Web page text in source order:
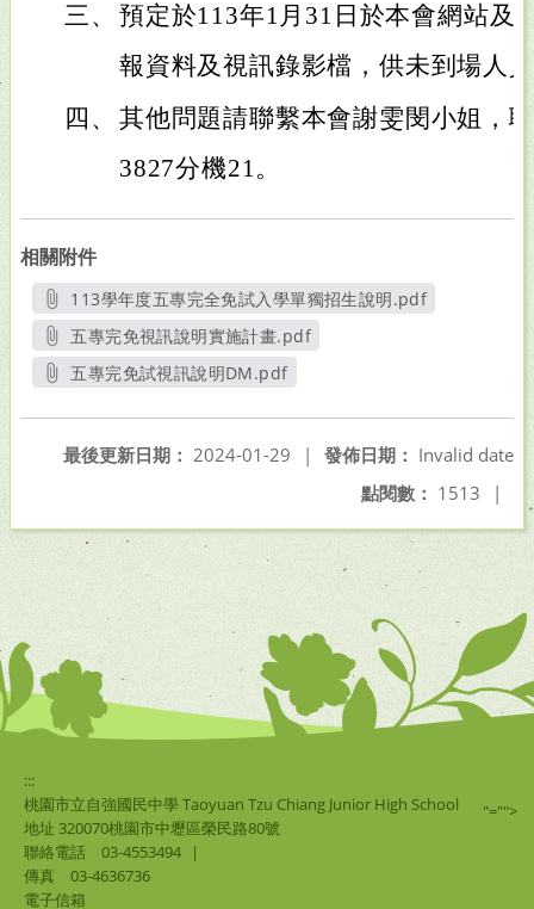
三、 預定於113年1月31日於本會網站及
報資料及視訊錄影檔，供未到場人
四、 其他問題請聯繫本會謝雯閔小姐，
3827分機21。
相關附件
113學年度五專完全免試入學單獨招生說明.pdf
另開新視窗
五專完免視訊說明實施計畫.pdf
另開新視窗
五專完免試視訊說明DM.pdf
發佈日期： Invalid date
最後更新日期： 2024-01-29
|
點閱數： 1513 |
:::
桃園市立自強國民中學 Taoyuan Tzu Chiang Junior High School
地址 320070桃園市中壢區榮民路80號
聯絡電話
03-4553494
|
傳真
03-4636736
電子信箱
"="">